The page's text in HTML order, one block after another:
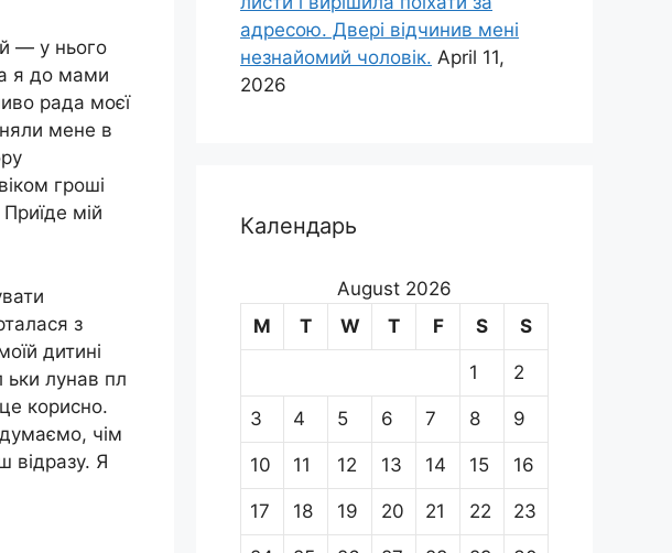
— у нього
я до мами
рада моєї
мене в
гроші
мій
з
дитині
ьки лунав пл
корисно.
чім
відразу. Я
адресою. Двері відчинив мені
незнайомий чоловік. April 11,
2026
Календарь
August 2026
M
T W T F S S
1 2
3 4 5 6 7 8 9
10 11 12 13 14 15 16
17 18 19 20 21 22 23